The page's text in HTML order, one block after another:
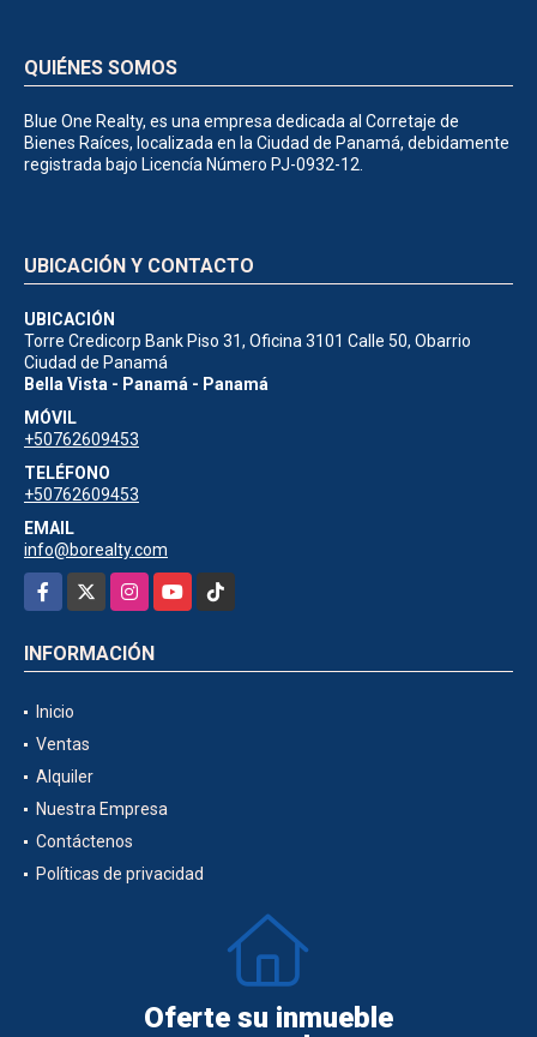
QUIÉNES SOMOS
Blue One Realty, es una empresa dedicada al Corretaje de
Bienes Raíces, localizada en la Ciudad de Panamá, debidamente
registrada bajo Licencía Número PJ-0932-12.
UBICACIÓN Y CONTACTO
UBICACIÓN
Torre Credicorp Bank Piso 31, Oficina 3101 Calle 50, Obarrio
Ciudad de Panamá
Bella Vista - Panamá - Panamá
MÓVIL
+50762609453
TELÉFONO
+50762609453
EMAIL
info@borealty.com
Facebook
InstagramYouTubeTikTok
INFORMACIÓN
Inicio
Ventas
Alquiler
Nuestra Empresa
Contáctenos
Políticas de privacidad
Oferte su inmueble